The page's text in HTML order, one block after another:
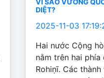
VÌ SAO VƯƠNG
DIỆT?
2025-11-03
Hai nước Cộng
nằm trên hai phía
Rohiṇī. Các